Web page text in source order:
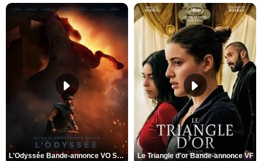
L'Odyssée Bande-annonce VO STFR Le Triangle d'or Bande-annonce VF